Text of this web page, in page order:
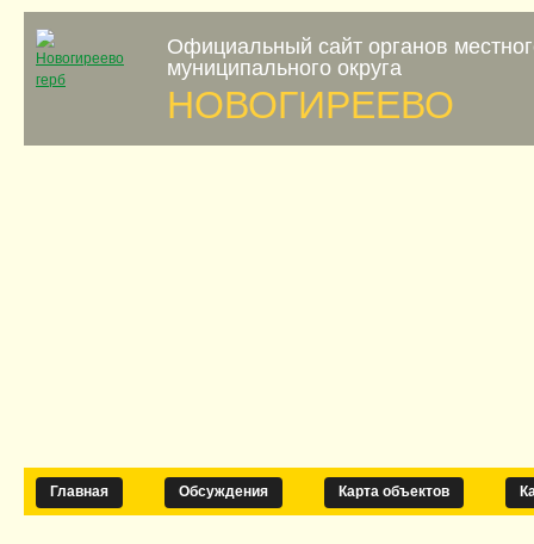
Официальный сайт органов
муниципального округа
НОВОГИРЕЕВО
Главная Обсуждения Карта объектов